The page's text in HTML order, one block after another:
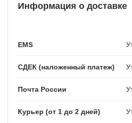
Информация о доставке
EMS
СДЕК (наложенный платеж)
Почта России
Курьер (от 1 до 2 дней)